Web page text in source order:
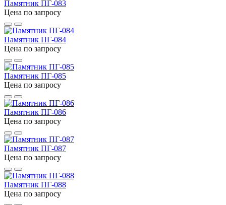
Памятник ПГ-083
Цена по запросу
Памятник ПГ-084
Цена по запросу
Памятник ПГ-085
Цена по запросу
Памятник ПГ-086
Цена по запросу
Памятник ПГ-087
Цена по запросу
Памятник ПГ-088
Цена по запросу